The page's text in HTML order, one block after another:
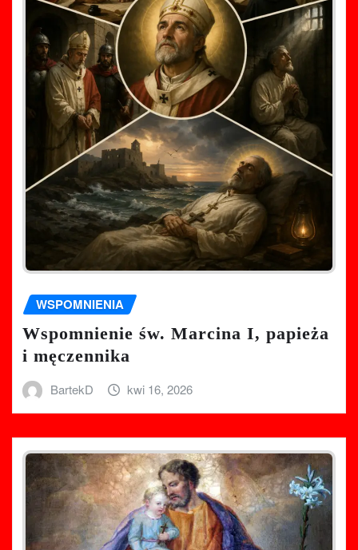
WSPOMNIENIA
Wspomnienie św. Marcina I, papieża
i męczennika
BartekD kwi 16, 2026